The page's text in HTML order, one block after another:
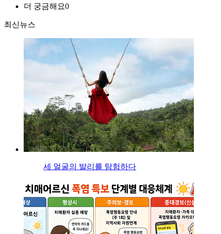
더 궁금해요0
최신뉴스
세 얼굴의 발리를 탐험하다